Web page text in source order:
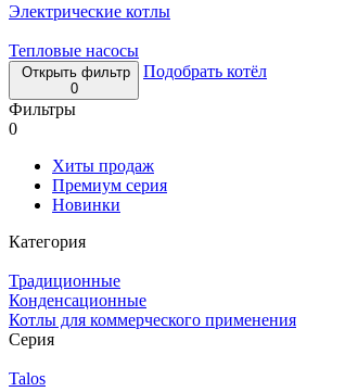
Электрические котлы
Тепловые насосы
Открыть фильтр
0
Подобрать котёл
Фильтры
0
Хиты продаж
Премиум серия
Новинки
Категория
Традиционные
Конденсационные
Котлы для коммерческого применения
Серия
Talos